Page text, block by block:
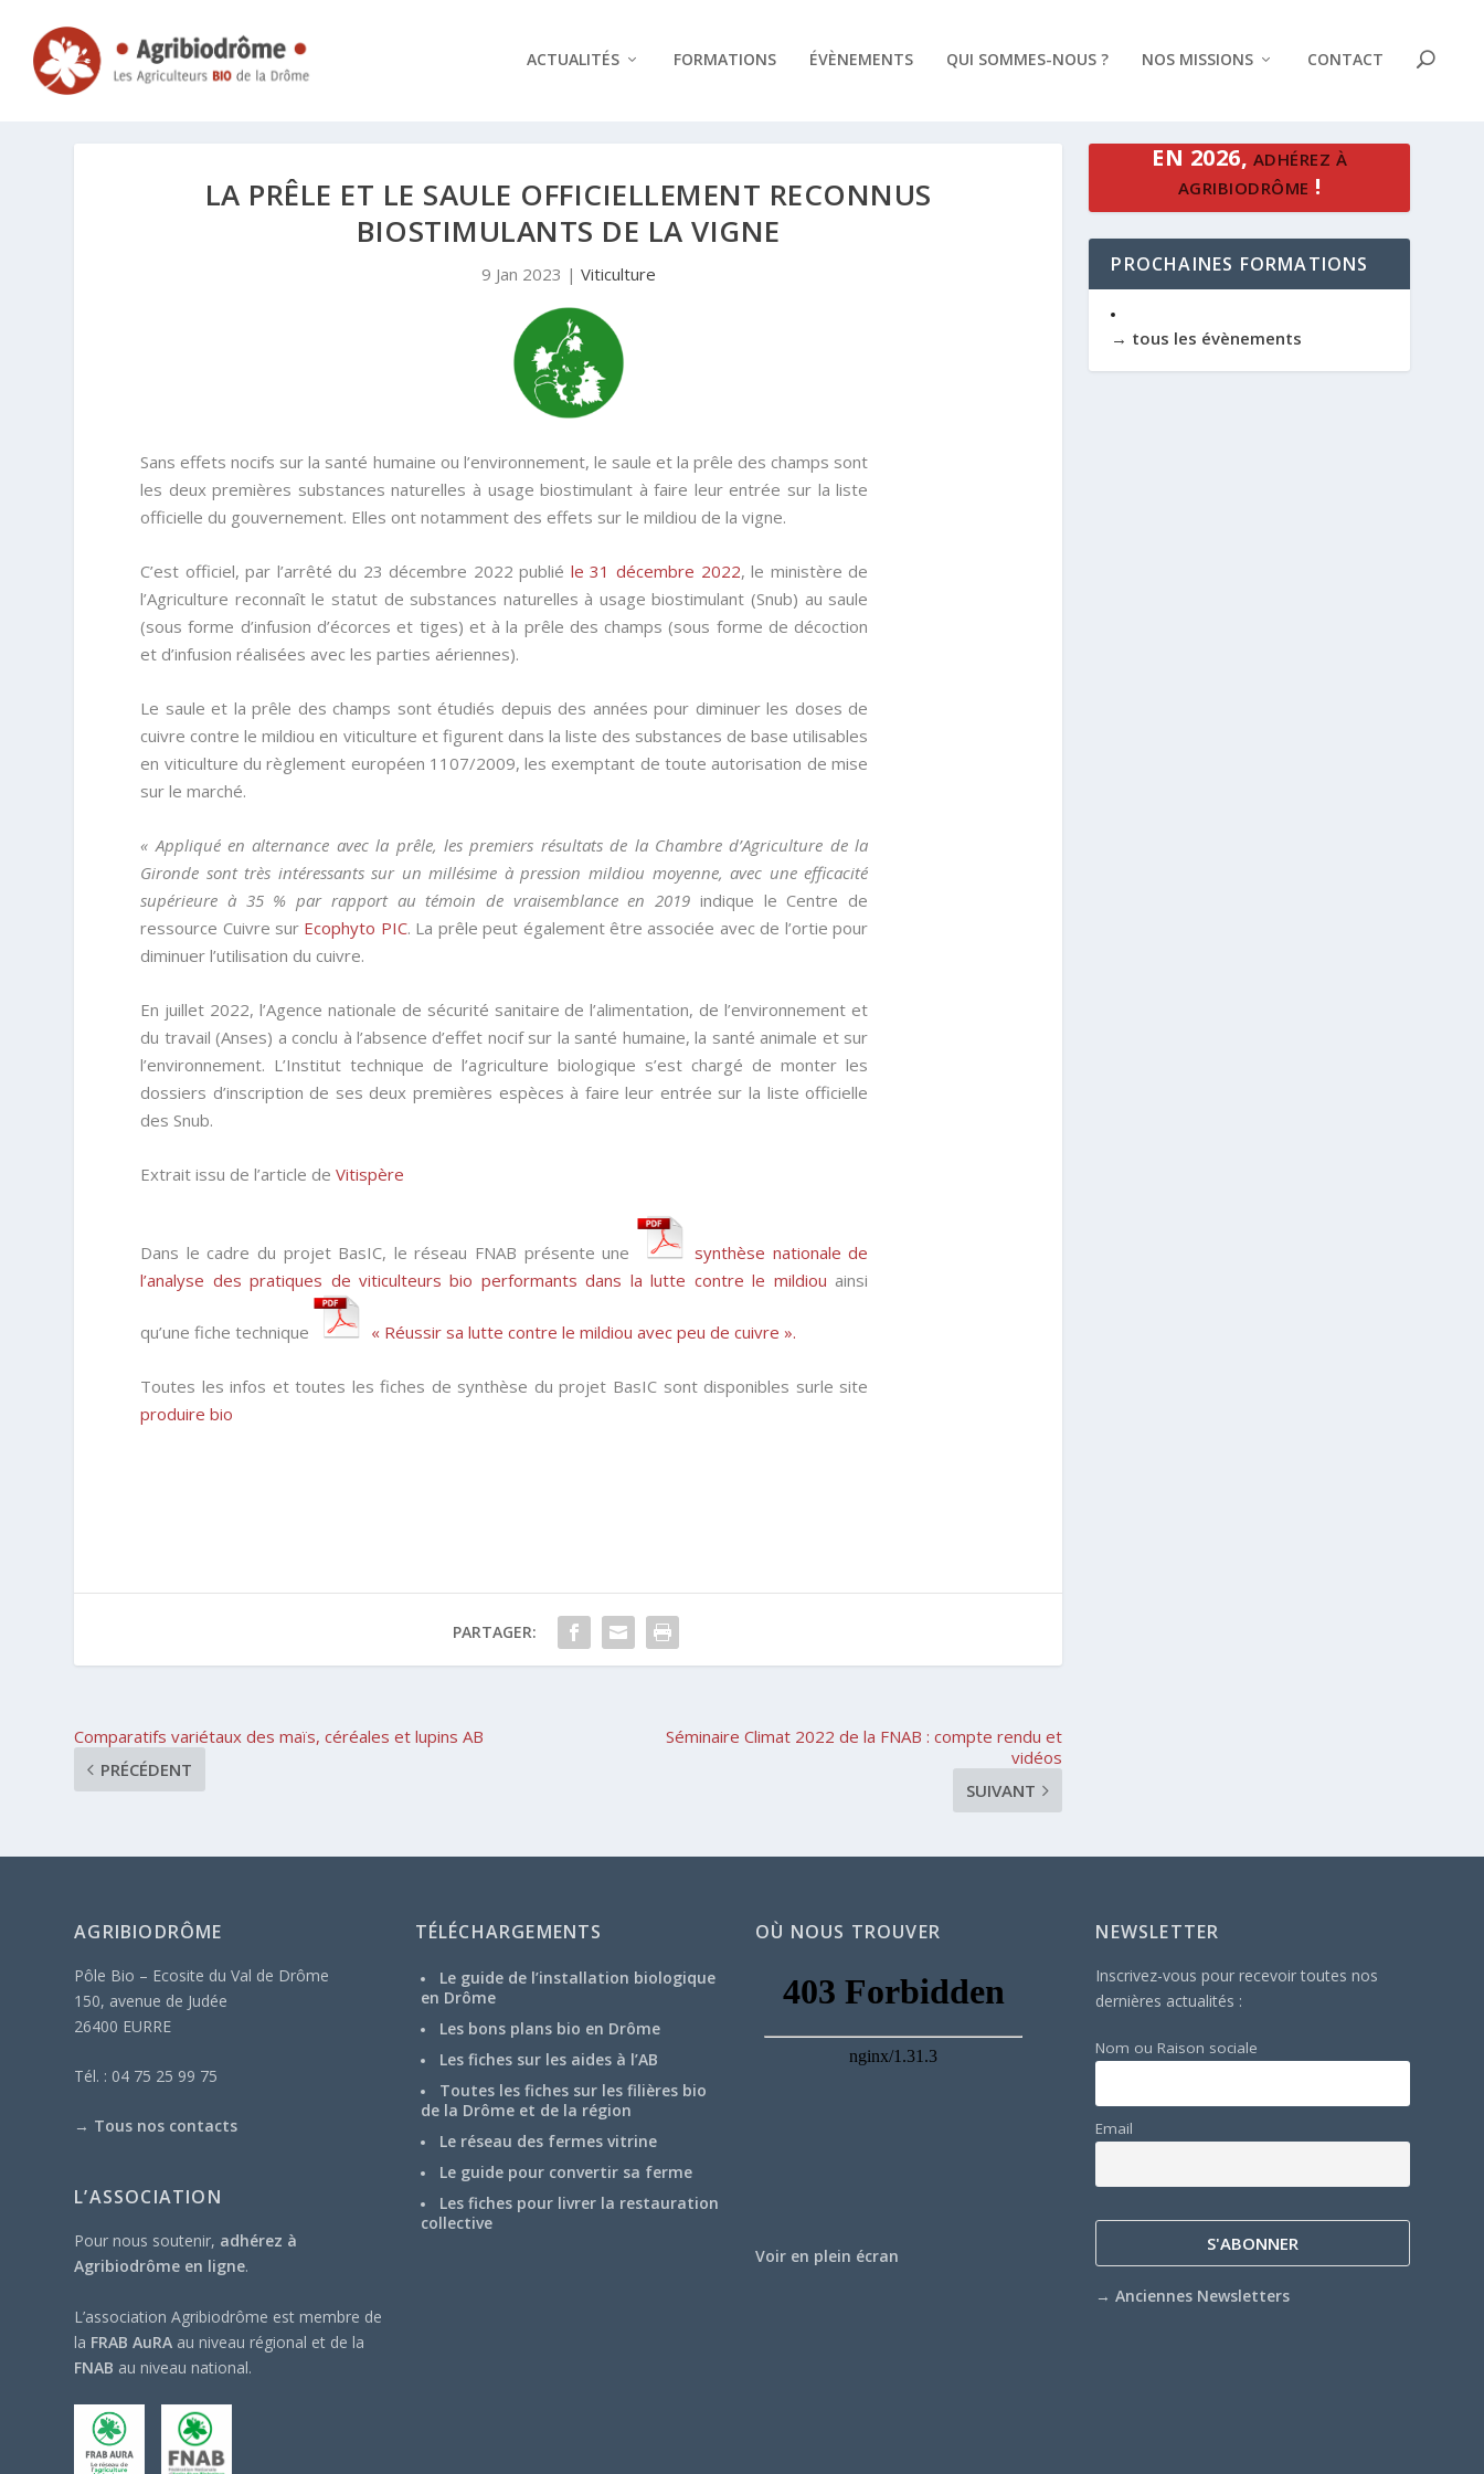
ACTUALITÉS FORMATIONS ÉVÈNEMENTS QUI SOMMES-NOUS ? NOS MISSIONS CONTACT
LA PRÊLE ET LE SAULE OFFICIELLEMENT RECONNUS
BIOSTIMULANTS DE LA VIGNE
9 Jan 2023 | Viticulture
Sans effets nocifs sur la santé humaine ou l’environnement, le saule et la prêle des champs sont
les deux premières substances naturelles à usage biostimulant à faire leur entrée sur la liste
officielle du gouvernement. Elles ont notamment des effets sur le mildiou de la vigne.
C’est officiel, par l’arrêté du 23 décembre 2022 publié le 31 décembre 2022, le ministère de
l’Agriculture reconnaît le statut de substances naturelles à usage biostimulant (Snub) au saule
(sous forme d’infusion d’écorces et tiges) et à la prêle des champs (sous forme de décoction
et d’infusion réalisées avec les parties aériennes).
Le saule et la prêle des champs sont étudiés depuis des années pour diminuer les doses de
cuivre contre le mildiou en viticulture et figurent dans la liste des substances de base utilisables
en viticulture du règlement européen 1107/2009, les exemptant de toute autorisation de mise
sur le marché.
« Appliqué en alternance avec la prêle, les premiers résultats de la Chambre d’Agriculture de la
Gironde sont très intéressants sur un millésime à pression mildiou moyenne, avec une efficacité
supérieure à 35 % par rapport au témoin de vraisemblance en 2019 indique le Centre de
ressource Cuivre sur Ecophyto PIC. La prêle peut également être associée avec de l’ortie pour
diminuer l’utilisation du cuivre.
En juillet 2022, l’Agence nationale de sécurité sanitaire de l’alimentation, de l’environnement et
du travail (Anses) a conclu à l’absence d’effet nocif sur la santé humaine, la santé animale et sur
l’environnement. L’Institut technique de l’agriculture biologique s’est chargé de monter les
dossiers d’inscription de ses deux premières espèces à faire leur entrée sur la liste officielle
des Snub.
Extrait issu de l’article deVitispère
Dans le cadre du projet BasIC, le réseau FNAB présente une synthèse nationalede
l’analyse des pratiques de viticulteurs bio performants dans la lutte contre le mildiou ainsi
qu’une fiche technique « Réussir sa lutte contre le mildiou avec peu de cuivre ».
Toutes les infos et toutes les fiches de synthèse du projet BasIC sont disponibles surle site
produire bio
PARTAGER:
Comparatifs variétaux des maïs, céréales et lupins AB
PRÉCÉDENT
Séminaire Climat 2022 de la FNAB : compte rendu et
vidéos
SUIVANT
EN 2026, ADHÉREZ À
AGRIBIODRÔME !
PROCHAINES FORMATIONS
→ tous les évènements
AGRIBIODRÔME
Pôle Bio – Ecosite du Val de Drôme
150, avenue de Judée
26400 EURRE
Tél. : 04 75 25 99 75
→ Tous nos contacts
L’ASSOCIATION
Pour nous soutenir, adhérez à
Agribiodrôme en ligne.
L’association Agribiodrôme est membre de
la FRAB AuRA au niveau régional et de la
FNAB au niveau national.
TÉLÉCHARGEMENTS
Le guide de l’installation biologique
en Drôme
Les bons plans bio en Drôme
Les fiches sur les aides à l’AB
Toutes les fiches sur les filières bio
de la Drôme et de la région
Le réseau des fermes vitrine
Le guide pour convertir sa ferme
Les fiches pour livrer la restauration
collective
OÙ NOUS TROUVER
Voir en plein écran
NEWSLETTER
Inscrivez-vous pour recevoir toutes nos
dernières actualités :
Nom ou Raison sociale
Email
→Anciennes Newsletters